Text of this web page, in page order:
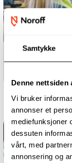
Samtykke
Denne nettsiden
Vi bruker
annonser et
mediefunksjoner
dessuten
vårt, med
annonsering og